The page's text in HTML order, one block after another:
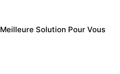
Solution Pour Vous